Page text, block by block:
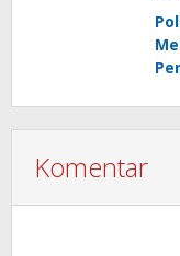
Komentar